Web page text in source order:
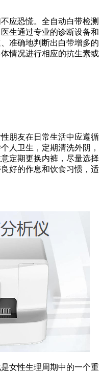
应恐慌。全自动白带检测
生通过专业的诊断设备和
准确地判断出白带增多的
情况进行相应的抗生素或
朋友在日常生活中应遵循
人卫生，定期清洗外阴，
定期更换内裤，尽量选择
好的作息和饮食习惯，适
女性生理周期中的一个重